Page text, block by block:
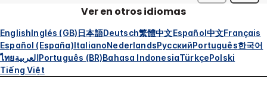
Ver en otros idiomas
EnglishInglés (GB)日本語Deutsch繁體中文Español中文Français
Español (España)ItalianoNederlandsРусскийPortuguês한국어
ไทยالعربيةPortuguês (BR)Bahasa IndonesiaTürkçePolski
Tiếng Việt